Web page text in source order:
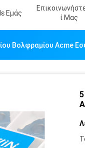
Εμάς
Ί Μας
Βολφραμίου Acme